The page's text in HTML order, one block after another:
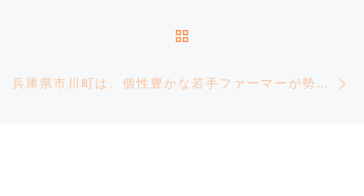
兵庫県市川町は、個性豊かな若手ファーマーが勢ぞろい！『笠形オーガニックファーマーズ』